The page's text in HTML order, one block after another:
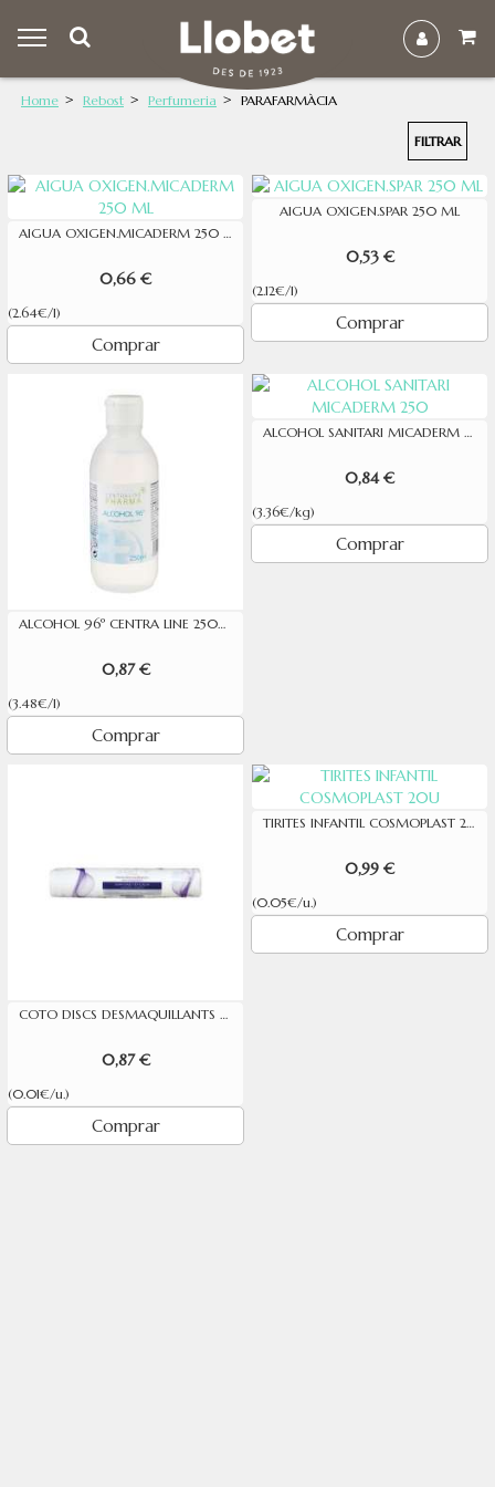
Home Rebost Perfumeria PARAFARMÀCIA
FILTRAR
AIGUA OXIGEN.MICADERM 250 ML
0,66 €
(2.64€/l)
Comprar
AIGUA OXIGEN.SPAR 250 ML
0,53 €
(2.12€/l)
Comprar
ALCOHOL 96º CENTRA LINE 250ML
0,87 €
(3.48€/l)
Comprar
ALCOHOL SANITARI MICADERM 250
0,84 €
(3.36€/kg)
Comprar
COTO DISCS DESMAQUILLANTS CROWE 120 U
0,87 €
(0.01€/u.)
Comprar
TIRITES INFANTIL COSMOPLAST 20U
0,99 €
(0.05€/u.)
Comprar